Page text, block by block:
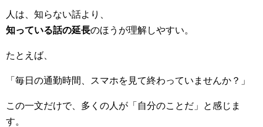
人は、知らない話より、
知っている話の延長のほうが理解しやすい。
たとえば、
「毎日の通勤時間、スマホを見て終わっていませんか？」
この一文だけで、多くの人が「自分のことだ」と感じま
す。